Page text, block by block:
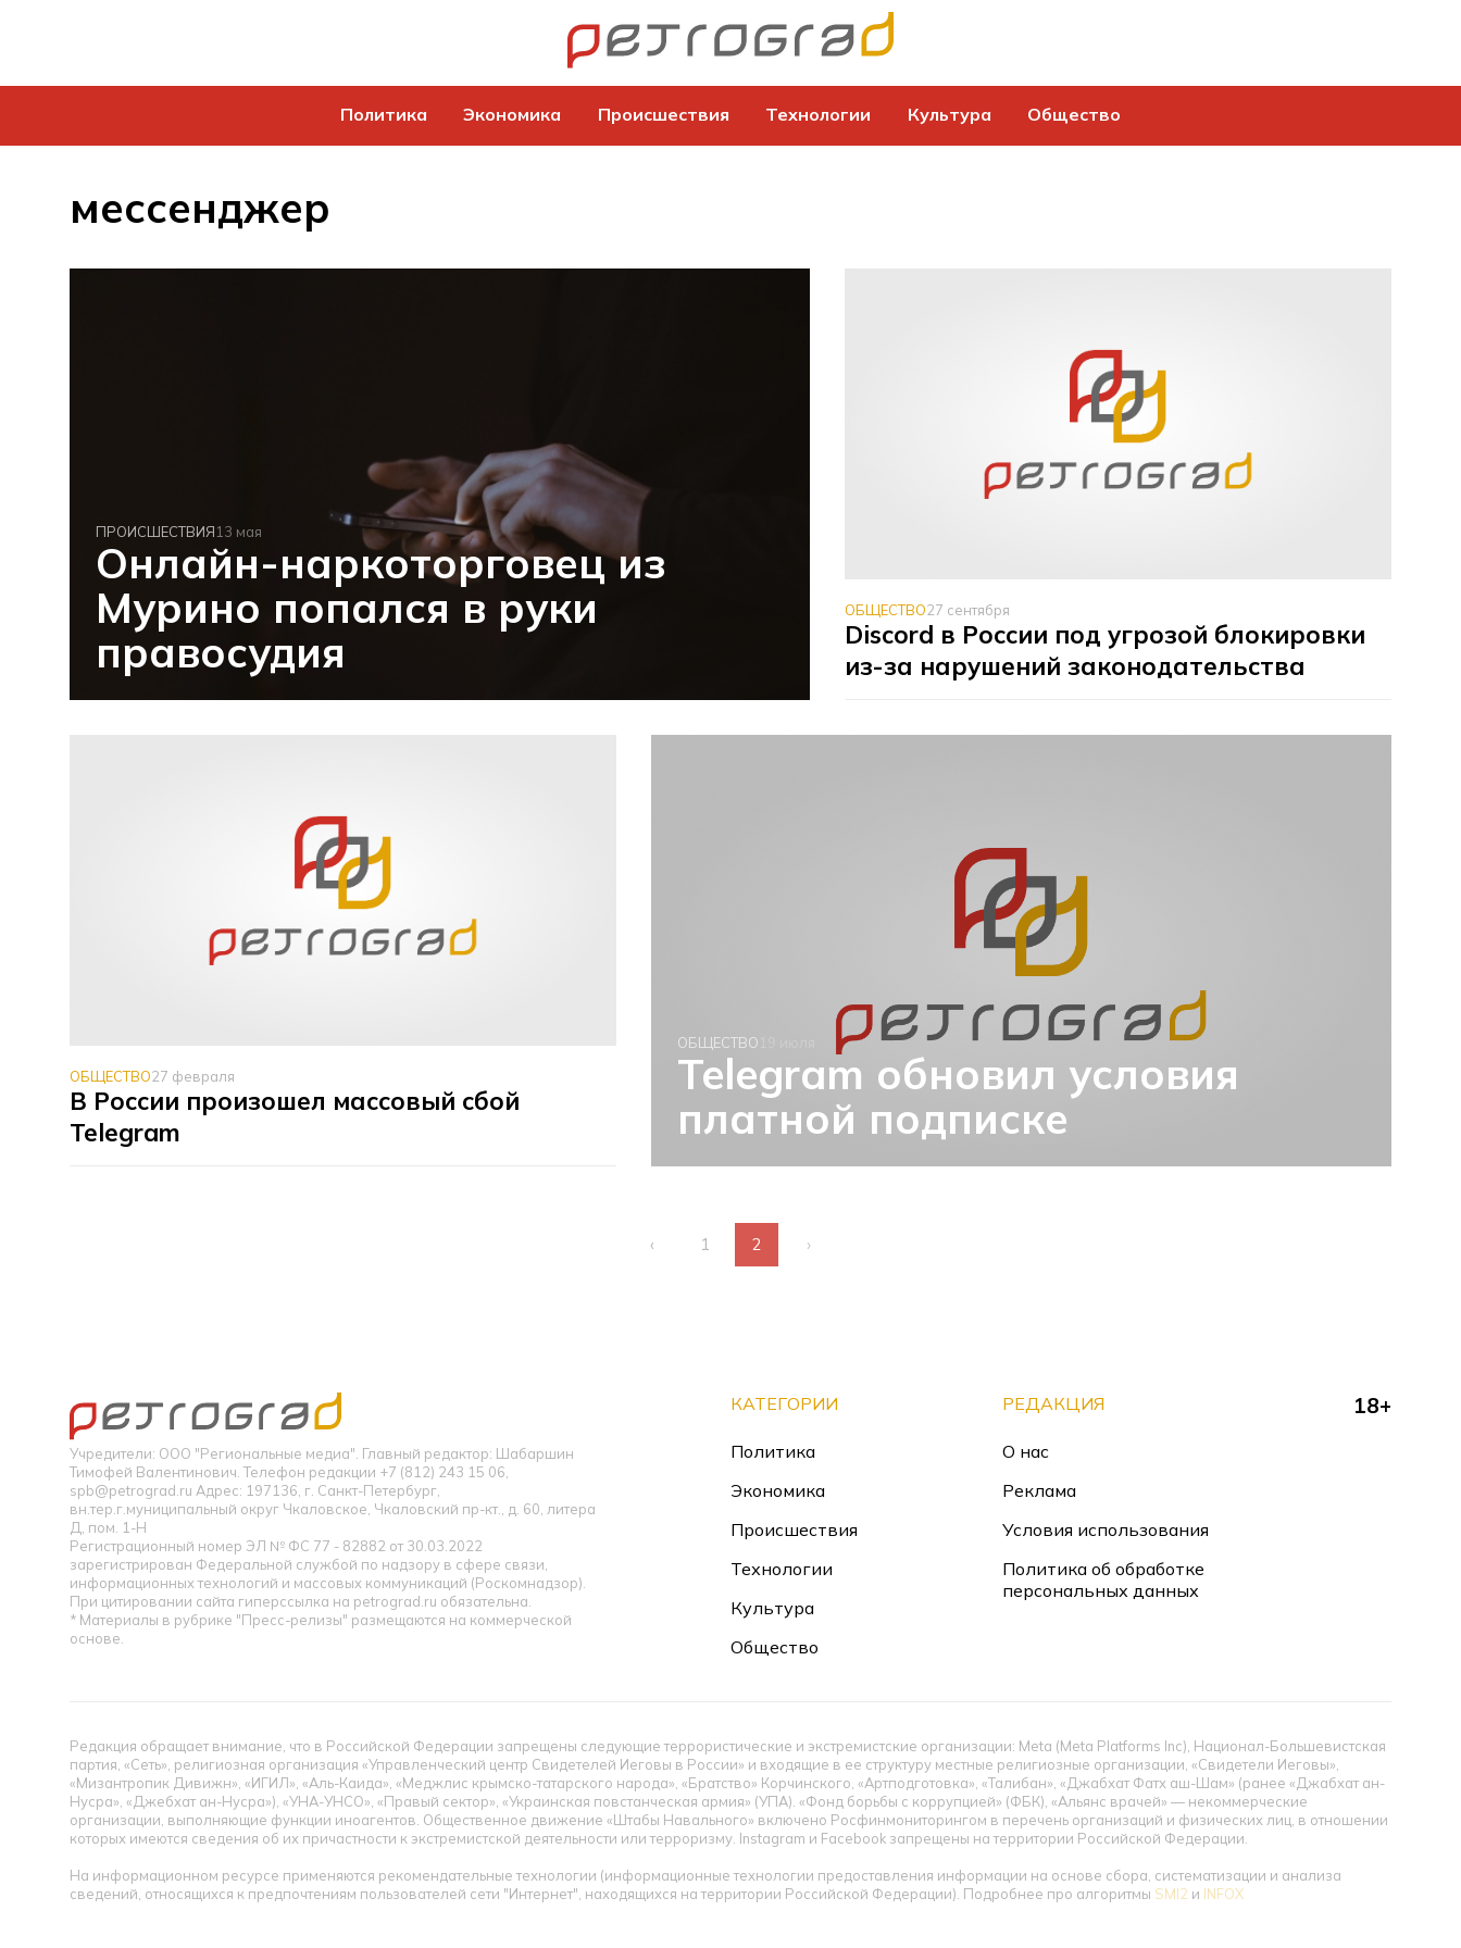
Политика Экономика Происшествия Технологии Культура Общество
мессенджер
ПРОИСШЕСТВИЯ13 мая
Онлайн-наркоторговец из
Мурино попался в руки
правосудия
ОБЩЕСТВО27 сентября
Discord в России под угрозой блокировки
из-за нарушений законодательства
ОБЩЕСТВО27 февраля
В России произошел массовый сбой
Telegram
ОБЩЕСТВО
Telegram обновил условия
платной подписке
‹ 1 2 ›
Учредители: ООО "Региональные медиа". Главный редактор: Шабаршин
Тимофей Валентинович. Телефон редакции +7 (812) 243 15 06,
spb@petrograd.ru Адрес: 197136, г. Санкт-Петербург,
вн.тер.г.муниципальный округ Чкаловское, Чкаловский пр-кт., д. 60, литера
Д, пом. 1-Н
Регистрационный номер ЭЛ № ФС 77 - 82882 от 30.03.2022
зарегистрирован Федеральной службой по надзору в сфере связи,
информационных технологий и массовых коммуникаций (Роскомнадзор).
При цитировании сайта гиперссылка на petrograd.ru обязательна.
* Материалы в рубрике "Пресс-релизы" размещаются на коммерческой
основе.
КАТЕГОРИИ
Политика
Экономика
Происшествия
Технологии
Культура
Общество
РЕДАКЦИЯ
О нас
Реклама
Условия использования
Политика об обработке
персональных данных
18+
Редакция обращает внимание, что в Российской Федерации запрещены следующие террористические и экстремистские организации: Meta (Meta Platforms Inc), Национал-Большевистская
партия, «Сеть», религиозная организация «Управленческий центр Свидетелей Иеговы в России» и входящие в ее структуру местные религиозные организации, «Свидетели Иеговы»,
«Мизантропик Дивижн», «ИГИЛ», «Аль-Каида», «Меджлис крымско-татарского народа», «Братство» Корчинского, «Артподготовка», «Талибан», «Джабхат Фатх аш-Шам» (ранее «Джабхат ан-
Нусра», «Джебхат ан-Нусра»), «УНА-УНСО», «Правый сектор», «Украинская повстанческая армия» (УПА). «Фонд борьбы с коррупцией» (ФБК), «Альянс врачей» — некоммерческие
организации, выполняющие функции иноагентов. Общественное движение «Штабы Навального» включено Росфинмониторингом в перечень организаций и физических лиц, в отношении
которых имеются сведения об их причастности к экстремистской деятельности или терроризму. Instagram и Facebook запрещены на территории Российской Федерации.
На информационном ресурсе применяются рекомендательные технологии (информационные технологии предоставления информации на основе сбора, систематизации и анализа
сведений, относящихся к предпочтениям пользователей сети "Интернет", находящихся на территории Российской Федерации). Подробнее про алгоритмы SMI2 и INFOX